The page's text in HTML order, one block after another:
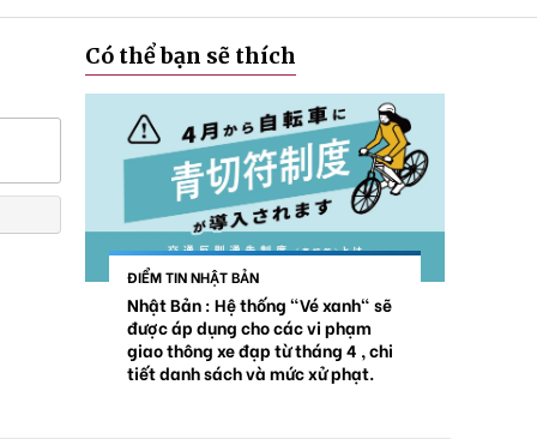
Có thể bạn sẽ thích
ĐIỂM TIN NHẬT BẢN
Nhật Bản : Hệ thống "Vé xanh" sẽ
được áp dụng cho các vi phạm
giao thông xe đạp từ tháng 4 , chi
tiết danh sách và mức xử phạt.